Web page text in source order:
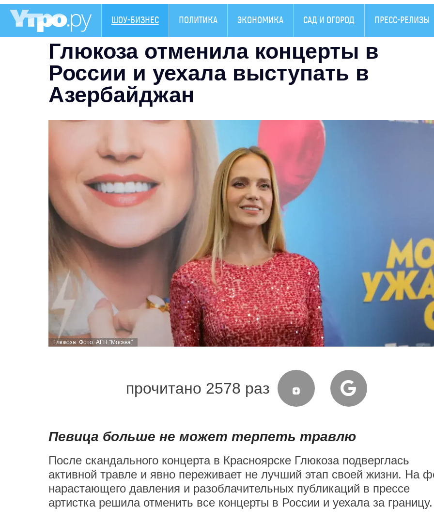
ШОУ-БИЗНЕС ПОЛИТИКА ЭКОНОМИКА САД И ОГОРОД ПРЕСС-РЕЛИЗЫ
Глюкоза отменила концерты в
России и уехала выступать в
Азербайджан
Глюкоза. Фото: АГН "Москва"
прочитано 2578 раз
Певица больше не может терпеть травлю
После скандального концерта в Красноярске Глюкоза подверглась
активной травле и явно переживает не лучший этап своей жизни. На
нарастающего давления и разоблачительных публикаций в прессе
артистка решила отменить все концерты в России и уехала за границу.